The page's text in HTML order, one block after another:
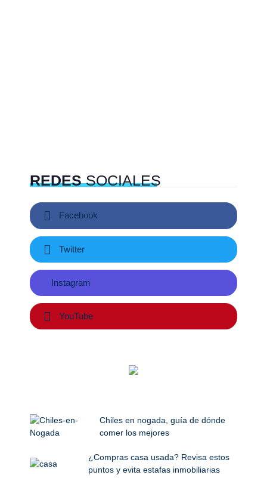
REDESSOCIALES
Facebook
Twitter
Instagram
YouTube
Chiles en nogada, guía de dónde
comer los mejores
¿Compras casa usada? Revisa estos
puntos y evita estafas inmobiliarias